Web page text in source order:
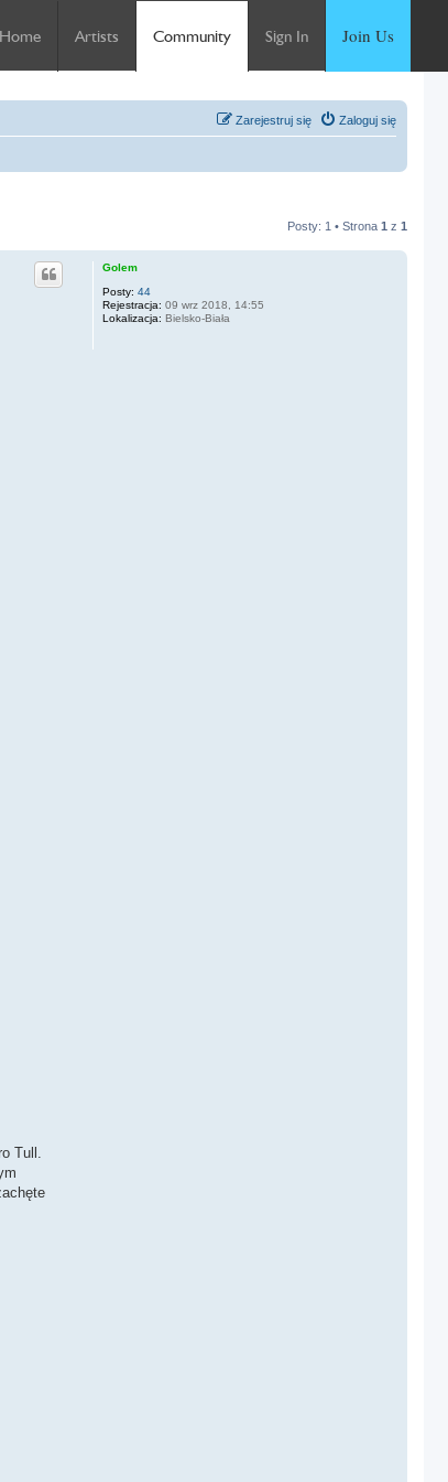
Home Artists Community Sign In Join Us
Zaloguj się
Zarejestruj się
Posty: 1 • Strona 1 z 1
Golem
Posty: 44
Rejestracja: 09 wrz 2018, 14:55
Lokalizacja: Bielsko-Biała
Tull.